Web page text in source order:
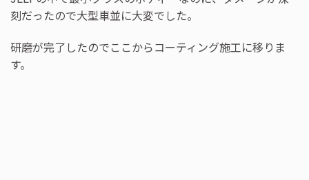
刻だったので大型車並に大変でした。
研磨が完了したのでここからコーティング施工に移りま
す。